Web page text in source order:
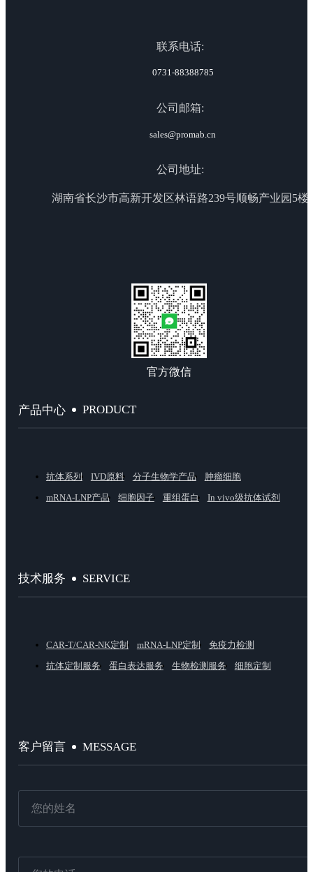
联系电话:
0731-88388785
公司邮箱:
sales@promab.cn
公司地址:
湖南省长沙市高新开发区林语路239号顺畅产业园5楼
官方微信
产品中心 PRODUCT
抗体系列 IVD原料 分子生物学产品
肿瘤细胞
mRNA-LNP产品
细胞因子 重组蛋白 In vivo级抗体试剂
技术服务 SERVICE
CAR-T/CAR-NK定制 mRNA-LNP定制
免疫力检测
抗体定制服务
蛋白表达服务 生物检测服务 细胞定制
客户留言 MESSAGE